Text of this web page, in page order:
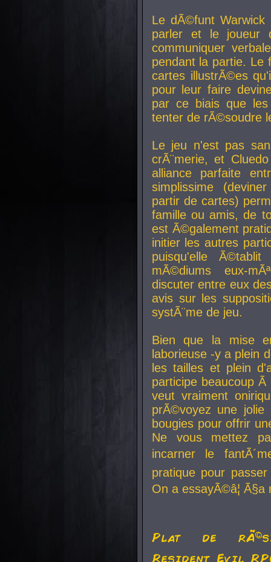
Le dÃ©funt Warwick
parler et le joueur
communiquer
pendant la partie. Le
cartes illustrÃ©es
pour leur faire
par ce biais que
tenter de rÃ©soudre
Le jeu n'est pas
crÃ¨merie, et
alliance parfaite
simplissime
partir de cartes)
famille ou amis, de
est Ã©galement
initier les autres
puisqu'elle
mÃ©diums eux-
discuter entre eux
avis sur les
systÃ¨me de jeu.
Bien que la mise
laborieuse -y a plein
les tailles et plein
participe beaucoup
veut vraiment
prÃ©voyez une
bougies pour offrir
Ne vous mettez
incarner le
pratique pour
On a essayÃ©â¦
Plat de
Resident Evil